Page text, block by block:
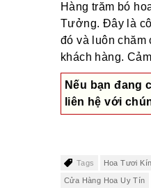
Hàng trăm bó
Tưởng. Đây là
đó và luôn chăm
khách hàng.
Nếu bạn đang
liên hệ với
Tags Hoa Tươi
Cửa Hàng Hoa Uy Tín